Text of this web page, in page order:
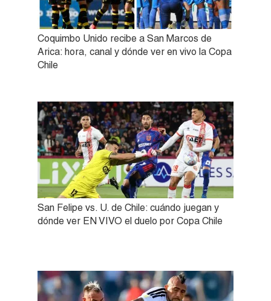
Coquimbo Unido recibe a San Marcos de
Arica: hora, canal y dónde ver en vivo la Copa
Chile
San Felipe vs. U. de Chile: cuándo juegan y
dónde ver EN VIVO el duelo por Copa Chile